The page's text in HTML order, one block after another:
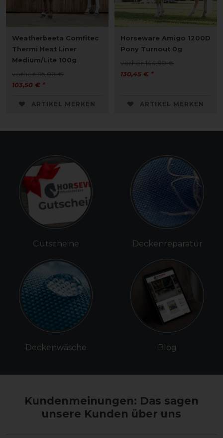
Weatherbeeta Comfitec
Thermi Heat Liner
Medium/Lite 100g
vorher 115,00 €
103,50 € *
ARTIKEL MERKEN
Horseware Amigo 1200D
Pony Turnout 0g
vorher 144,90 €
130,45 € *
ARTIKEL MERKEN
Gutscheine
Deckenwäsche
Deckenreparatur
Blog
Kundenmeinungen: Das sagen
unsere Kunden über uns